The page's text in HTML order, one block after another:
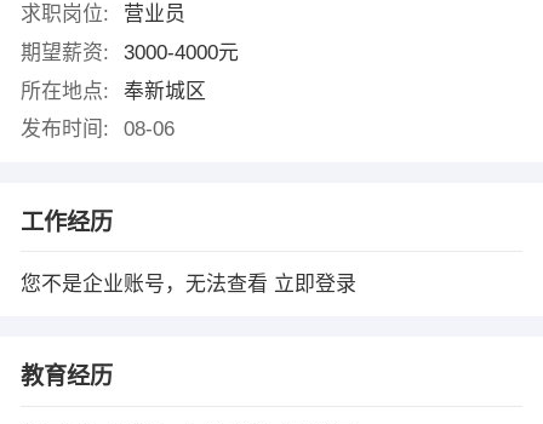
求职岗位:
营业员
期望薪资:
3000-4000元
所在地点:
奉新城区
发布时间:
08-06
工作经历
您不是企业账号，无法查看 立即登录
教育经历